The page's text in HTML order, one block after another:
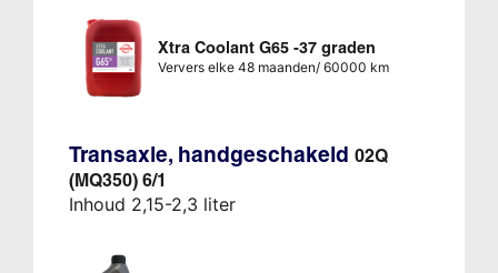
Xtra Coolant G65 -37 graden
Ververs elke 48 maanden/ 60000 km
Transaxle, handgeschakeld 02Q
(MQ350) 6/1
Inhoud 2,15-2,3 liter